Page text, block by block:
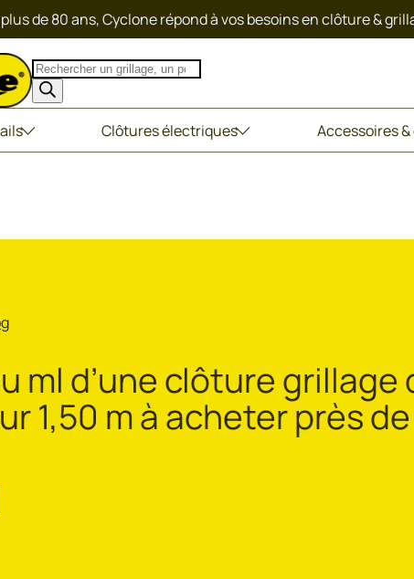
de 80 ans, Cyclone répond à vos besoins en clôture &
Recherche
de
produits
Clôtures électriques Accessoires
ml d’une clôture
1,50 m à acheter près